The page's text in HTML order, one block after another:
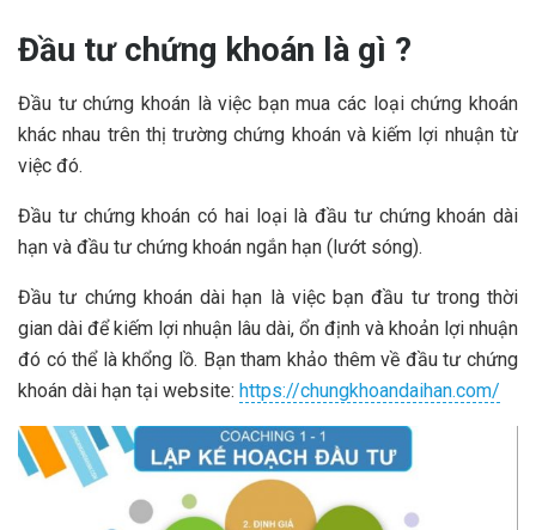
Đầu tư chứng khoán là gì ?
Đầu tư chứng khoán là việc bạn mua các loại chứng khoán
khác nhau trên thị trường chứng khoán và kiếm lợi nhuận từ
việc đó.
Đầu tư chứng khoán có hai loại là đầu tư chứng khoán dài
hạn và đầu tư chứng khoán ngắn hạn (lướt sóng).
Đầu tư chứng khoán dài hạn là việc bạn đầu tư trong thời
gian dài để kiếm lợi nhuận lâu dài, ổn định và khoản lợi nhuận
đó có thể là khổng lồ. Bạn tham khảo thêm về đầu tư chứng
khoán dài hạn tại website: https://chungkhoandaihan.com/